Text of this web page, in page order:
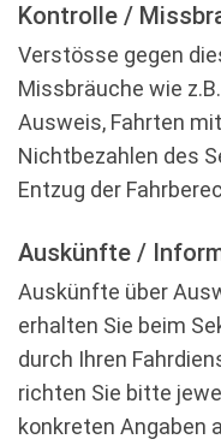
Kontrolle /
Verstösse gegen
Missbräuche wie
Ausweis, Fahrten
Nichtbezahlen des
Entzug der
Auskünfte /
Auskünfte über
erhalten Sie beim
durch Ihren
richten Sie bitte
konkreten Angaben